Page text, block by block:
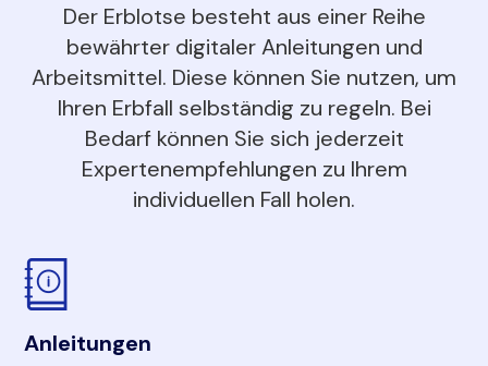
Der Erblotse besteht aus einer Reihe
bewährter digitaler Anleitungen und
Arbeitsmittel. Diese können Sie nutzen, um
Ihren Erbfall selbständig zu regeln. Bei
Bedarf können Sie sich jederzeit
Expertenempfehlungen zu Ihrem
individuellen Fall holen.
Anleitungen